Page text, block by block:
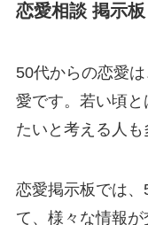
恋愛相談 掲示
50代からの恋愛
愛です。若い頃
たいと考える人も
恋愛掲示板では
て、様々な情報